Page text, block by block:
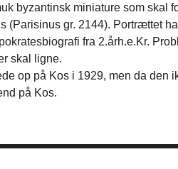
byzantinsk miniature som skal
(Parisinus gr. 2144). Portrættet
fra 2.årh.e.Kr.
skal ligne.
op på Kos i 1929, men da den
på Kos.